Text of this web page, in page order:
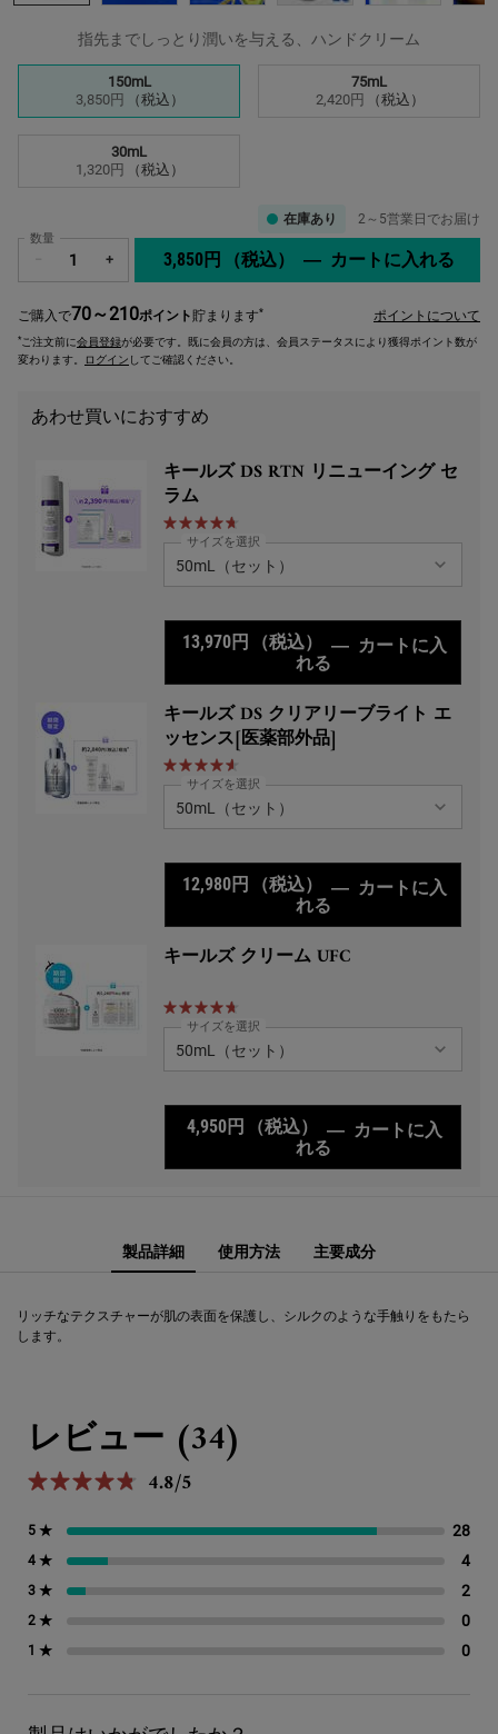
指先までしっとり潤いを与える、ハンドクリーム
選択済み
150mL
3,850円
（税込） 選択済み
75mL
2,420円
（税込）
選択済み
30mL
1,320円
（税込）
在庫あり 2～5営業日でお届け
数量
+ 3,850円 （税込） ― カートに入れる
ご購入で70～210ポイント貯まります* ポイントについて
*ご注文前に会員登録が必要です。既に会員の方は、会員ステータスにより獲得ポイント数が
変わります。
ログイン してご確認ください。
あわせ買いにおすすめ
キールズ DS RTN リニューイング セ
ラム
サイズを選択
13,970円 （税込） ― カートに入
れる
キールズ DS クリアリーブライト エ
ッセンス[医薬部外品]
サイズを選択
12,980円 （税込） ― カートに入
れる
キールズ クリーム UFC
サイズを選択
4,950円 （税込） ― カートに入
れる
製品詳細 使用方法 主要成分
リッチなテクスチャーが肌の表面を保護し、シルクのような手触りをもたら
します。
レビュー (34)
5星中4.8。 4.8/5
5 ★ 28
4 ★ 4
3 ★ 2
2 ★ 0
1 ★ 0